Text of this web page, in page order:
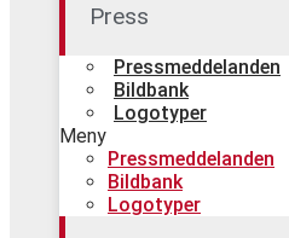
Press
Pressmeddelanden
Bildbank
Logotyper
Meny
Pressmeddelanden
Bildbank
Logotyper